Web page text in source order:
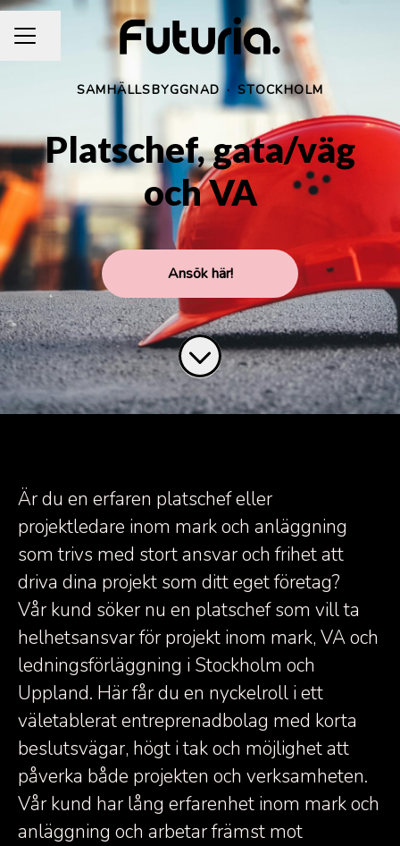
KARRIÄRMENY
Dela sidan
SAMHÄLLSBYGGNAD · STOCKHOLM
Platschef, gata/väg
och VA
Ansök här!
Är du en erfaren platschef eller
projektledare inom mark och anläggning
som trivs med stort ansvar och frihet att
driva dina projekt som ditt eget företag?
Vår kund söker nu en platschef som vill ta
helhetsansvar för projekt inom mark, VA och
ledningsförläggning i Stockholm och
Uppland. Här får du en nyckelroll i ett
väletablerat entreprenadbolag med korta
beslutsvägar, högt i tak och möjlighet att
påverka både projekten och verksamheten.
Vår kund har lång erfarenhet inom mark och
anläggning och arbetar främst mot